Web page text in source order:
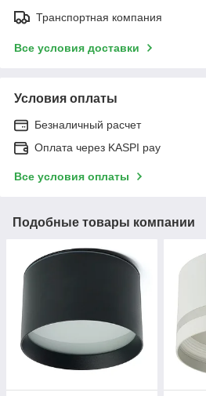
Транспортная компания
Все условия доставки
Условия оплаты
Безналичный расчет
Оплата через KASPI pay
Все условия оплаты
Подобные товары компании